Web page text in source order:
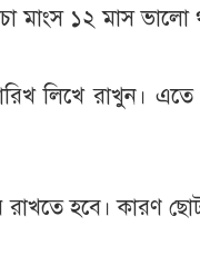
মাংস ১২ মাস ভালো
লিখে রাখুন।
রাখতে হবে। কারণ